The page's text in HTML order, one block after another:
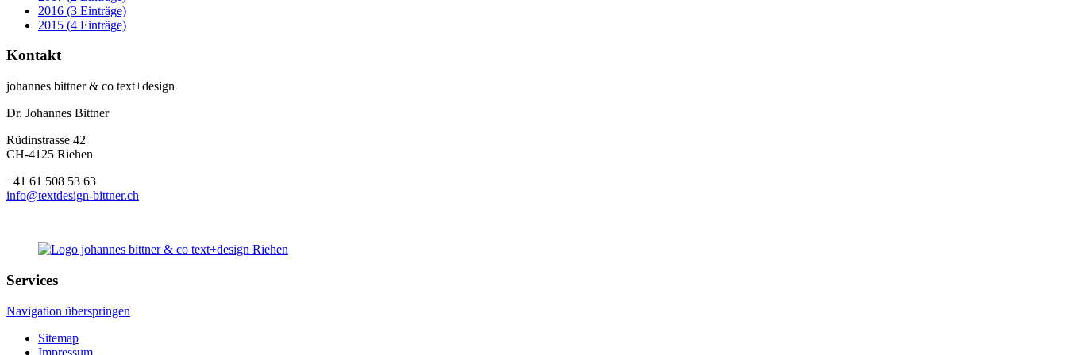
2016 (3 Einträge)
2015 (4 Einträge)
Kontakt
johannes bittner & co text+design
Dr. Johannes Bittner
Rüdinstrasse 42
CH-4125 Riehen
+41 61 508 53 63
info@textdesign-bittner.ch
Services
Navigation überspringen
Sitemap
Impressum